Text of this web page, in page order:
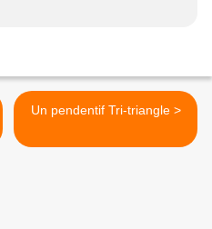
Un pendentif Tri-triangle >